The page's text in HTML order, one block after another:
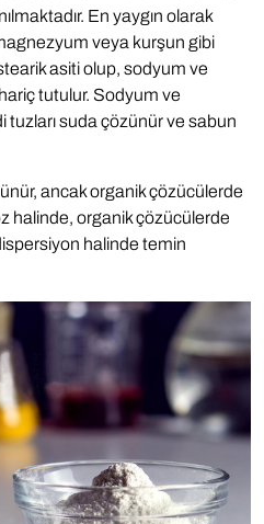
En yaygın olarak
veya kurşun gibi
asiti olup, sodyum ve
tutulur. Sodyum ve
tuzları suda çözünür ve sabun
ancak organik çözücülerde
halinde, organik çözücülerde
halinde temin